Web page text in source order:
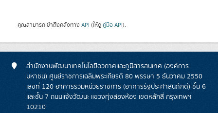
คุณสามารถเข้าถึงคลังทาง API (ให้ดู คู่มือ API).
สำนักงานพัฒนาเทคโนโลยีอวกาศและภูมิสารสนเทศ (องค์การ
มหาชน) ศูนย์ราชการเฉลิมพระเกียรติ 80 พรรษา 5 ธันวาคม 2550
เลขที่ 120 อาคารรวมหน่วยราชการ (อาคารรัฐประศาสนภักดี) ชั้น 6
และชั้น 7 ถนนแจ้งวัฒนะ แขวงทุ่งสองห้อง เขตหลักสี่ กรุงเทพฯ
10210